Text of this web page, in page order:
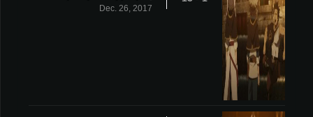
Dec. 26, 2017